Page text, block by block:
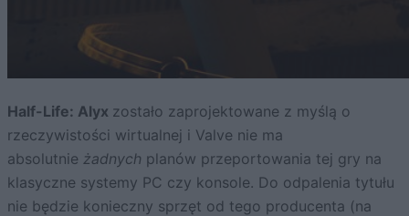
Half-Life: Alyx zostało zaprojektowane z myślą o
rzeczywistości wirtualnej i Valve nie ma
absolutnie żadnych planów przeportowania tej gry na
klasyczne systemy PC czy konsole. Do odpalenia tytułu
nie będzie konieczny sprzęt od tego producenta (na